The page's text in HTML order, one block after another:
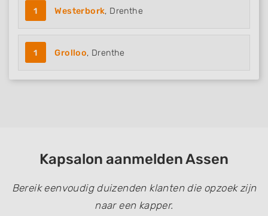
1 Westerbork, Drenthe
1 Grolloo, Drenthe
Kapsalon aanmelden Assen
Bereik eenvoudig duizenden klanten die opzoek zijn
naar een kapper.